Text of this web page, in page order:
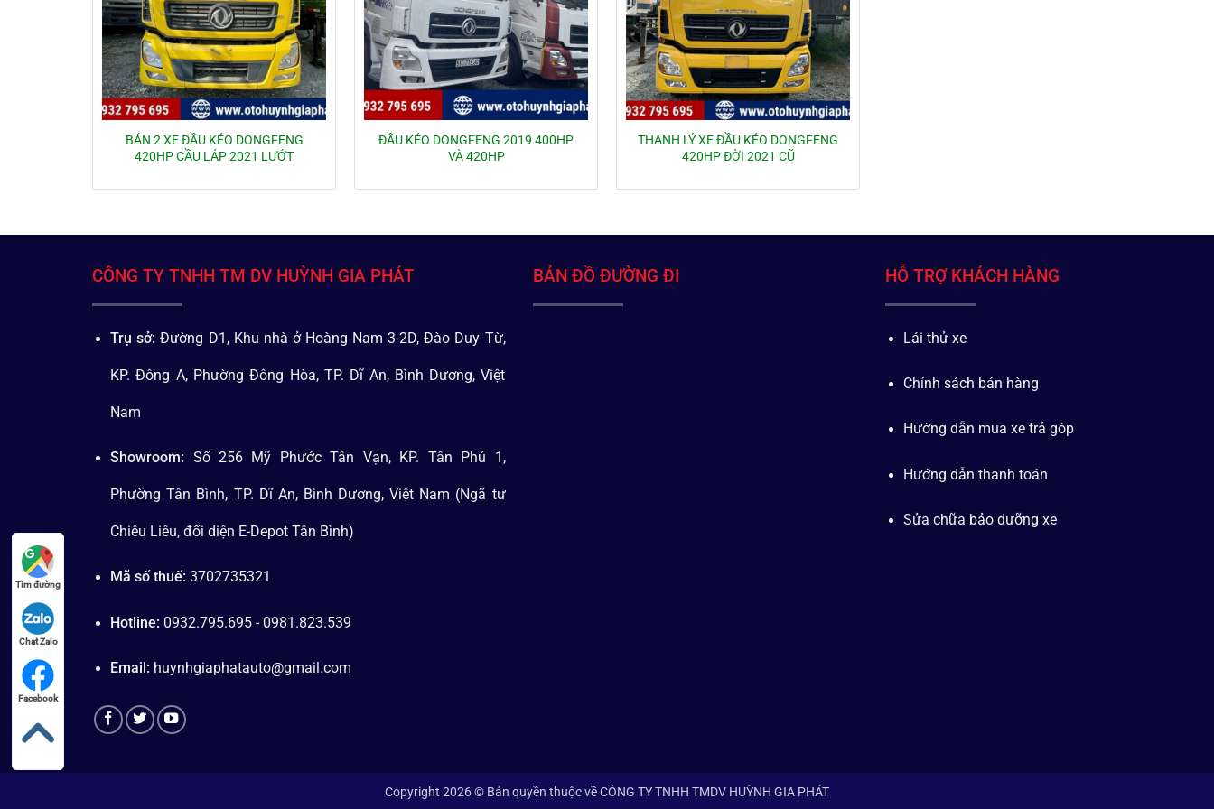
BÁN 2 XE ĐẦU KÉO DONGFENG
420HP CẦU LÁP 2021 LƯỚT
ĐẦU KÉO DONGFENG 2019 400HP
VÀ 420HP
THANH LÝ XE ĐẦU KÉO DONGFENG
420HP ĐỜI 2021 CŨ
CÔNG TY TNHH TM DV HUỲNH GIA PHÁT
Trụ sở: Đường D1, Khu nhà ở Hoàng Nam 3-2D, Đào Duy Từ,
KP. Đông A, Phường Đông Hòa, TP. Dĩ An, Bình Dương, Việt
Nam
Showroom: Số 256 Mỹ Phước Tân Vạn, KP. Tân Phú 1,
Phường Tân Bình, TP. Dĩ An, Bình Dương, Việt Nam (Ngã tư
Chiêu Liêu, đối diện E-Depot Tân Bình)
Mã số thuế:3702735321
Hotline: 0932.795.695 - 0981.823.539
Email: huynhgiaphatauto@gmail.com
BẢN ĐỒ ĐƯỜNG ĐI HỖ TRỢ KHÁCH HÀNG
Lái thử xe
Chính sách bán hàng
Hướng dẫn mua xe trả góp
Hướng dẫn thanh toán
Sửa chữa bảo dưỡng xe
Copyright 2026 © Bản quyền thuộc về CÔNG TY TNHH TMDV HUỲNH GIA PHÁT
Tìm đường
Chat Zalo
Facebook